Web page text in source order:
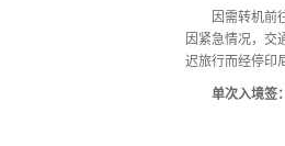
因需转机前往
因紧急情况，交
迟旅行而经停印
单次入境签：